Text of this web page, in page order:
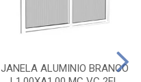
JANELA ALUMINIO BRANCO